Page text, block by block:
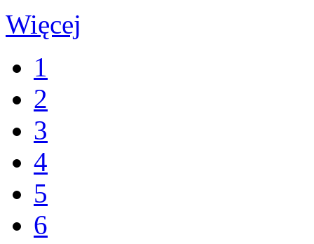
Więcej
1
2
3
4
5
6